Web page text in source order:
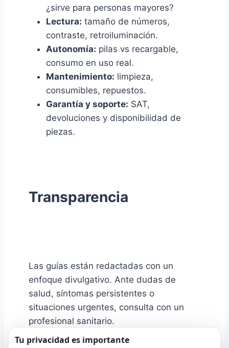
¿sirve para personas mayores?
Lectura: tamaño de números,
contraste, retroiluminación.
Autonomía: pilas vs recargable,
consumo en uso real.
Mantenimiento: limpieza,
consumibles, repuestos.
Garantía y soporte: SAT,
devoluciones y disponibilidad de
piezas.
Transparencia
Las guías están redactadas con un
enfoque divulgativo. Ante dudas de
salud, síntomas persistentes o
situaciones urgentes, consulta con un
profesional sanitario.
Tu privacidad es importante